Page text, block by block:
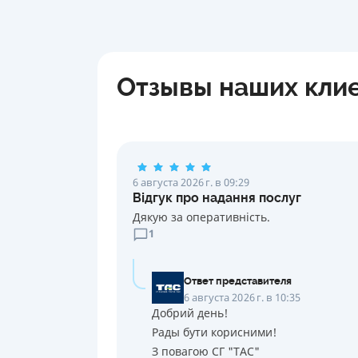
Отзывы наших
6 августа 2026 г. в 09:29
Відгук про надання послуг
Дякую за оперативність.
1
Ответ представителя
6 августа 2026 г. в 10:35
Добрий день!
Рады бути корисними!
З повагою СГ "ТАС"